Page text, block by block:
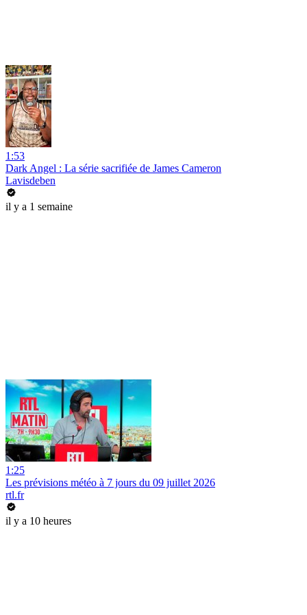
1:53
Dark Angel : La série sacrifiée de James Cameron
Lavisdeben
il y a 1 semaine
1:25
Les prévisions météo à 7 jours du 09 juillet 2026
rtl.fr
il y a 10 heures